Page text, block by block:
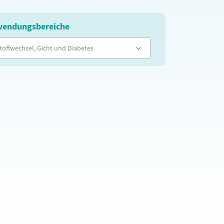
Gicht und Diabetes